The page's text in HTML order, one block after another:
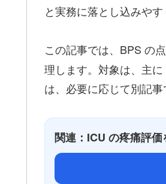
と実務に落とし込みやす
この記事では、BPS の
理します。対象は、主
は、必要に応じて別記事
関連：ICU の疼痛評